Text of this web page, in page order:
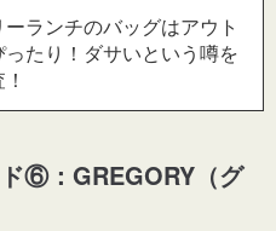
ーランチのバッグはアウト
ったり！ダサいという噂を
⑥：GREGORY（グ